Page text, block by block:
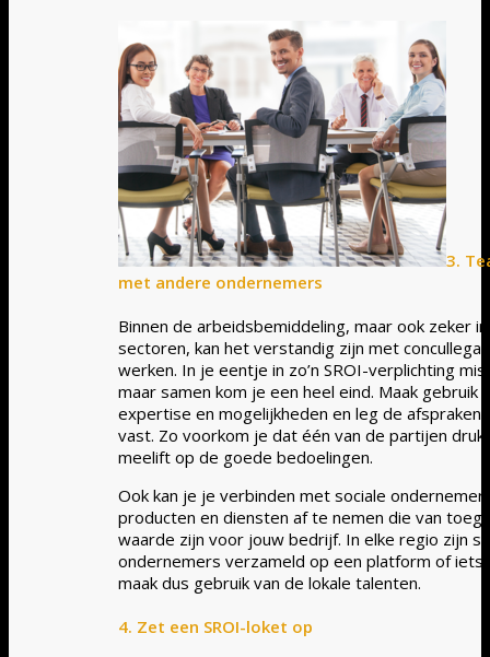
3.
met andere ondernemers
Binnen de arbeidsbemiddeling, maar ook zeker
sectoren, kan het verstandig zijn met
werken. In je eentje in zo’n SROI-verplichting
maar samen kom je een heel eind. Maak gebruik
expertise en mogelijkheden en leg de afspraken
vast. Zo voorkom je dat één van de partijen
meelift op de goede bedoelingen.
Ook kan je je verbinden met sociale
producten en diensten af te nemen die van
waarde zijn voor jouw bedrijf. In elke regio zijn
ondernemers verzameld op een platform of iets
maak dus gebruik van de lokale talenten.
4. Zet een SROI-loket op